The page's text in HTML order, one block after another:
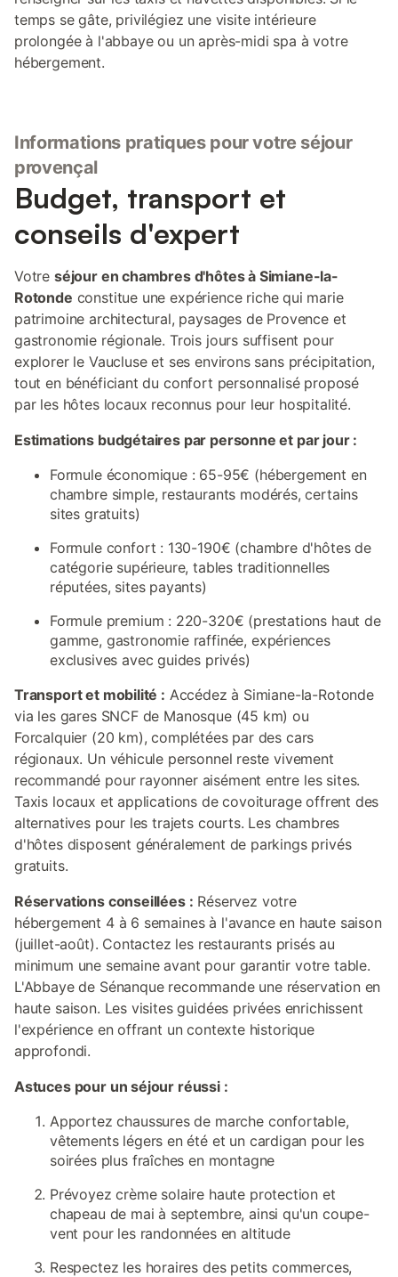
temps se gâte, privilégiez une visite intérieure
prolongée à l'abbaye ou un après-midi spa à votre
hébergement.
Informations pratiques pour votre séjour
provençal
Budget, transport et
conseils d'expert
Votre séjour en chambres d'hôtes à Simiane-la-
Rotonde constitue une expérience riche qui marie
patrimoine architectural, paysages de Provence et
gastronomie régionale. Trois jours suffisent pour
explorer le Vaucluse et ses environs sans précipitation,
tout en bénéficiant du confort personnalisé proposé
par les hôtes locaux reconnus pour leur hospitalité.
Estimations budgétaires par personne et par jour :
Formule économique : 65-95€ (hébergement en
chambre simple, restaurants modérés, certains
sites gratuits)
Formule confort : 130-190€ (chambre d'hôtes de
catégorie supérieure, tables traditionnelles
réputées, sites payants)
Formule premium : 220-320€ (prestations haut de
gamme, gastronomie raffinée, expériences
exclusives avec guides privés)
Transport et mobilité : Accédez à Simiane-la-Rotonde
via les gares SNCF de Manosque (45 km) ou
Forcalquier (20 km), complétées par des cars
régionaux. Un véhicule personnel reste vivement
recommandé pour rayonner aisément entre les sites.
Taxis locaux et applications de covoiturage offrent des
alternatives pour les trajets courts. Les chambres
d'hôtes disposent généralement de parkings privés
gratuits.
Réservations conseillées : Réservez votre
hébergement 4 à 6 semaines à l'avance en haute saison
(juillet-août). Contactez les restaurants prisés au
minimum une semaine avant pour garantir votre table.
L'Abbaye de Sénanque recommande une réservation en
haute saison. Les visites guidées privées enrichissent
l'expérience en offrant un contexte historique
approfondi.
Astuces pour un séjour réussi :
Apportez chaussures de marche confortable,
vêtements légers en été et un cardigan pour les
soirées plus fraîches en montagne
Prévoyez crème solaire haute protection et
chapeau de mai à septembre, ainsi qu'un coupe-
vent pour les randonnées en altitude
Respectez les horaires des petits commerces,